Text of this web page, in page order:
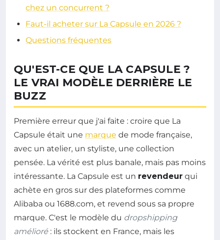
chez un concurrent ?
Faut-il acheter sur La Capsule en 2026 ?
Questions fréquentes
QU'EST-CE QUE LA CAPSULE ?
LE VRAI MODÈLE DERRIÈRE LE
BUZZ
Première erreur que j'ai faite : croire que La
Capsule était une marque de mode française,
avec un atelier, un styliste, une collection
pensée. La vérité est plus banale, mais pas moins
intéressante. La Capsule est un revendeur qui
achète en gros sur des plateformes comme
Alibaba ou 1688.com, et revend sous sa propre
marque. C'est le modèle du dropshipping
amélioré : ils stockent en France, mais les